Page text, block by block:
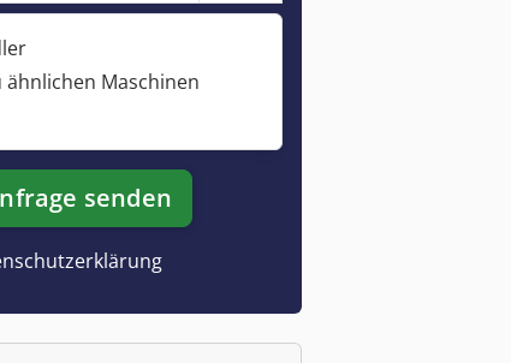
ähnlichen Maschinen
senden